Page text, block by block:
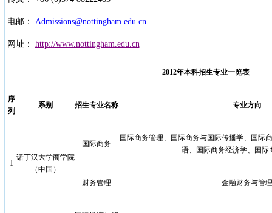
电邮： Admissions@nottingham.edu.cn
网址： http://www.nottingham.edu.cn
2012年本科招生专业一览表
序
列
系别 招生专业名称 专业方向
1
诺丁汉大学商学院
（中国）
国际商务
国际商务管理、国际商务与国际传播学、国际
语、国际商务经济学、国际
财务管理 金融财务与管理